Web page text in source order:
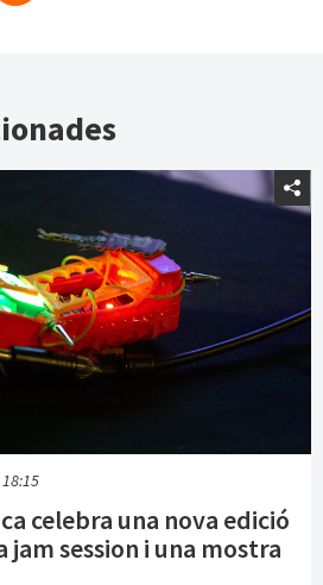
celebra una nova edició
session i una mostra